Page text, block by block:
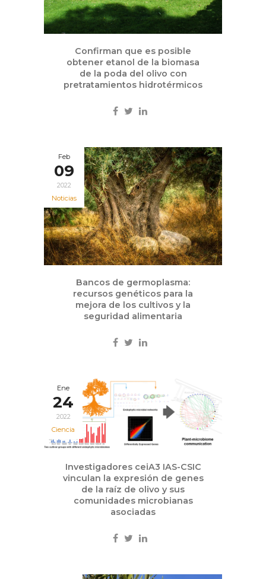
Confirman que es posible
obtener etanol de la biomasa
de la poda del olivo con
pretratamientos hidrotérmicos
Feb
09
2022
Noticias
Bancos de germoplasma:
recursos genéticos para la
mejora de los cultivos y la
seguridad alimentaria
Ene
24
2022
Ciencia
Investigadores ceiA3 IAS-CSIC
vinculan la expresión de genes
de la raíz de olivo y sus
comunidades microbianas
asociadas